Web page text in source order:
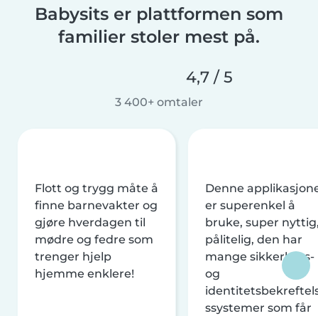
Babysits er plattformen som
familier stoler mest på.
4,7 / 5
3 400+ omtaler
Flott og trygg måte å
finne barnevakter og
gjøre hverdagen til
mødre og fedre som
trenger hjelp
hjemme enklere!
Denne
er superenkel å
bruke, super
pålitelig, den har
mange sikkerhets-
og
ssystemer som får